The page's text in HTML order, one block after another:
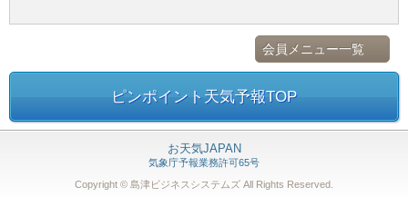
会員メニュー一覧
ピンポイント天気予報TOP
お天気JAPAN
気象庁予報業務許可65号
Copyright © 島津ビジネスシステムズ All Rights Reserved.